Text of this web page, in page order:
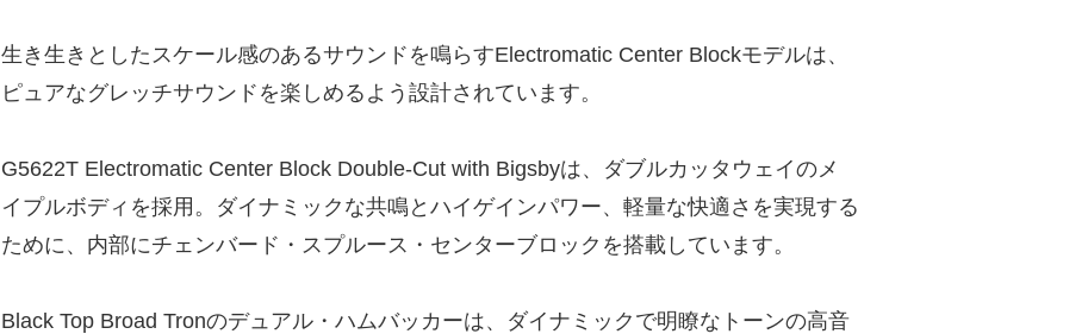
生き生きとしたスケール感のあるサウンドを鳴らすElectromatic Center Blockモデルは、
ピュアなグレッチサウンドを楽しめるよう設計されています。
G5622T Electromatic Center Block Double-Cut with Bigsbyは、ダブルカッタウェイのメ
イプルボディを採用。ダイナミックな共鳴とハイゲインパワー、軽量な快適さを実現する
ために、内部にチェンバード・スプルース・センターブロックを搭載しています。
Black Top Broad Tronのデュアル・ハムバッカーは、ダイナミックで明瞭なトーンの高音